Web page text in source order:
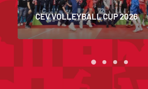
COPPA ITALIA 2023